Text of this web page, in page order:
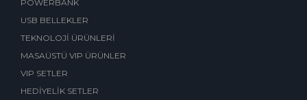
POWERBANK
USB BELLEKLER
TEKNOLOJİ ÜRÜNLERİ
MASAÜSTÜ VIP ÜRÜNLER
VIP SETLER
HEDİYELİK SETLER